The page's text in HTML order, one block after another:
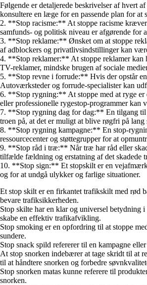
Følgende er detaljerede beskrivelser af hvert
konsultere en læge for en passende plan for
2. **Stop racisme:** At stoppe racisme
samfunds- og politisk niveau er afgørende for
3. **Stop reklame:** Ønsket om at stoppe
af adblockers og privatlivsindstillinger kan
4. **Stop reklamer:** At stoppe reklamer kan
TV-reklamer, mindske brugen af sociale
5. **Stop revne i forrude:** Hvis der opstår
Autoværksteder og forrude-specialister kan
6. **Stop rygning:** At stoppe med at ryge er
eller professionelle rygestop-programmer
7. **Stop rygning dag for dag:** En tilgang til
troen på, at det er muligt at blive røgfri på lang
8. **Stop rygning kampagne:** En stop-
ressourcecenter og støttegrupper for at
9. **Stop råd i træ:** Når træ har råd eller
tilfælde fældning og erstatning af det skadede
10. **Stop sign:** Et stopskilt er en
og for at undgå ulykker og farlige situationer.
Et stop skilt er en firkantet trafikskilt med rød
bevare trafiksikkerheden.
Stop skilte har en klar og universel betydning
skabe en effektiv trafikafvikling.
Stop smoking er en opfordring til at stoppe
sundere.
Stop snack spild refererer til en kampagne
At stop snorken indebærer at tage skridt til at
til at håndtere snorken og forbedre
Stop snorken matas kunne referere til
snorken.